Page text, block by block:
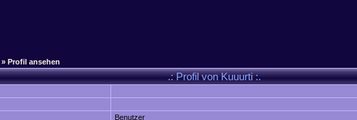
» Profil ansehen
.: Profil von Kuuurti :.
Benutzer